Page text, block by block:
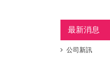
最新消息
公司新訊